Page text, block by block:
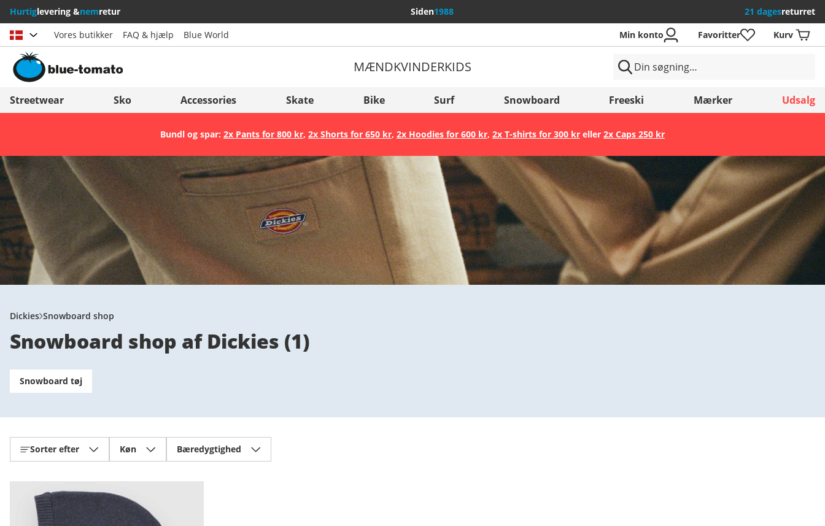
Hurtiglevering &nemretur Siden1988 21 dagesreturret
Vælg land
Österreich
Suisse (Français)
Svizzera (Italiano)
France
Italia (Italiano)
Italien (Deutsch)
España
Suomi
United Kingdom
Slovenija
België (Nederlands)
Belgique (Français)
Danmark
Norge
Gem
Vores butikker FAQ & hjælp Blue World Min konto Favoritter Kurv
MÆNDKVINDERKIDS
Streetwear Sko Accessories Skate Bike Surf Snowboard Freeski Mærker Udsalg
Bundl og spar: 2x Pants for 800 kr, 2x Shorts for 650 kr, 2x Hoodies for 600 kr, 2x T-shirts for 300 kreller 2x Caps 250 kr
Dickies Snowboard shop
Snowboard shop af Dickies (1)
Snowboard tøj
Sorter efter Køn Bæredygtighed